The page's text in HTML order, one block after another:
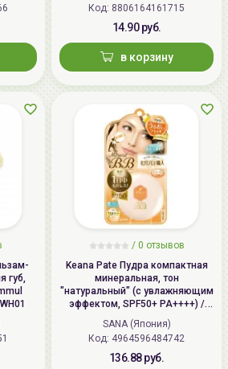
Код: 8806164161715
14.90 руб.
в корзину
губ,
/ 0 отзывов
Keana Pate Пудра компактная
минеральная, тон
"натуральный" (с увлажняющим
эффектом, SPF50+ PA++++) /
SANA PORE PUTTY BB Mineral
Powder
SANA (Япония)
Код: 4964596484742
136.88 руб.